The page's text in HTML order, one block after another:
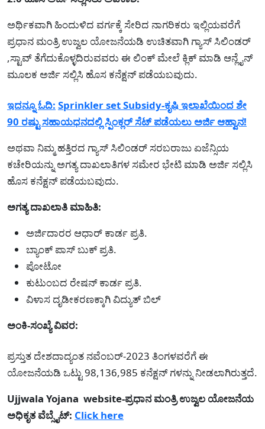
ಅರ್ಥಿಕವಾಗಿ ಹಿಂದುಳಿದ ವರ್ಗಕ್ಕೆ ಸೇರಿದ ನಾಗರಿಕರು ಇಲ್ಲಿಯವರೆಗೆ
ಪ್ರಧಾನ ಮಂತ್ರಿ ಉಜ್ವಲ ಯೋಜನೆಯಡಿ ಉಚಿತವಾಗಿ ಗ್ಯಾಸ್ ಸಿಲಿಂಡರ್
,ಸ್ಟಾವ್ ತೆಗೆದುಕೊಳ್ಳದಿರುವವರು ಈ ಲಿಂಕ್ ಮೇಲೆ ಕ್ಲಿಕ್ ಮಾಡಿ ಆನ್ಲೈನ್
ಮೂಲಕ ಅರ್ಜಿ ಸಲ್ಲಿಸಿ ಹೊಸ ಕನೆಕ್ಷನ್ ಪಡೆಯಬವುದು.
ಇದನ್ನೂ ಓದಿ: Sprinkler set Subsidy-ಕೃಷಿ ಇಲಾಖೆಯಿಂದ ಶೇ
90 ರಷ್ಟು ಸಹಾಯಧನದಲ್ಲಿ ಸ್ಪಿಂಕ್ಲರ್ ಸೆಟ್ ಪಡೆಯಲು ಅರ್ಜಿ ಆಹ್ವಾನ!
ಅಥವಾ ನಿಮ್ಮ ಹತ್ತಿರದ ಗ್ಯಾಸ್ ಸಿಲಿಂಡರ್ ಸರಬರಾಜು ಏಜೆನ್ಸಿಯ
ಕಚೇರಿಯನ್ನು ಅಗತ್ಯ ದಾಖಲಾತಿಗಳ ಸಮೇರ ಭೇಟಿ ಮಾಡಿ ಅರ್ಜಿ ಸಲ್ಲಿಸಿ
ಹೊಸ ಕನೆಕ್ಷನ್ ಪಡೆಯಬವುದು.
ಅಗತ್ಯ ದಾಖಲಾತಿ ಮಾಹಿತಿ:
ಅರ್ಜಿದಾರರ ಆಧಾರ್ ಕಾರ್ಡ ಪ್ರತಿ.
ಬ್ಯಾಂಕ್ ಪಾಸ್ ಬುಕ್ ಪ್ರತಿ.
ಪೋಟೋ
ಕುಟುಂಬದ ರೇಷನ್ ಕಾರ್ಡ ಪ್ರತಿ.
ವಿಳಾಸ ದೃಡೀಕರಣಕ್ಕಾಗಿ ವಿದ್ಯುತ್ ಬಿಲ್
ಅಂಕಿ-ಸಂಖ್ಯೆ ವಿವರ:
ಪ್ರಸ್ತುತ ದೇಶದಾದ್ಯಂತ ನವೆಂಬರ್-2023 ತಿಂಗಳವರೆಗೆ ಈ
ಯೋಜನೆಯಡಿ ಒಟ್ಟು 98,136,985 ಕನೆಕ್ಷನ್ ಗಳನ್ನು ನೀಡಲಾಗಿರುತ್ತದೆ.
Ujjwala Yojana website-ಪ್ರಧಾನ ಮಂತ್ರಿ ಉಜ್ವಲ ಯೋಜನೆಯ
ಅಧಿಕೃತ ವೆಬ್ಸೈಟ್: Click here